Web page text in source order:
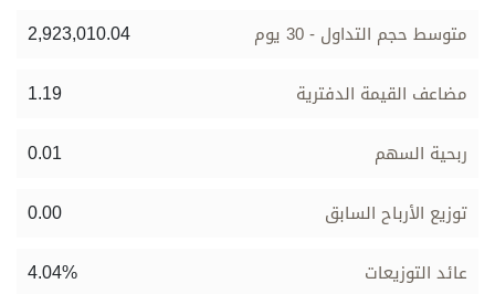
متوسط حجم التداول - 30 يوم 2,923,010.04
مضاعف القيمة الدفترية 1.19
ربحية السهم 0.01
توزيع الأرباح السابق 0.00
عائد التوزيعات 4.04%